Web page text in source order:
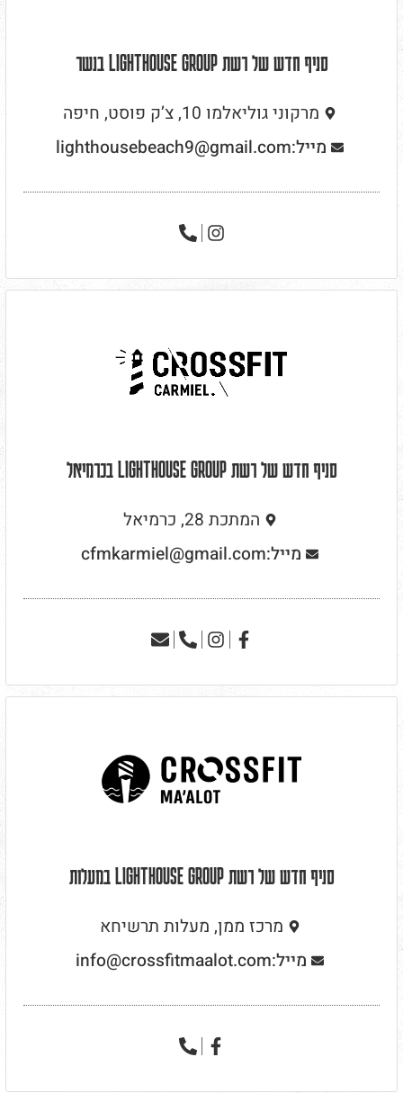
סניף חדש של רשת LIGHTHOUSE GROUP בנשר
מרקוני גוליאלמו 10, צ’ק פוסט, חיפה
מייל:lighthousebeach9@gmail.com
סניף חדש של רשת LIGHTHOUSE GROUP בכרמיאל
המתכת 28, כרמיאל
מייל:cfmkarmiel@gmail.com
סניף חדש של רשת LIGHTHOUSE GROUP במעלות
מרכז ממן, מעלות תרשיחא
מייל:info@crossfitmaalot.com